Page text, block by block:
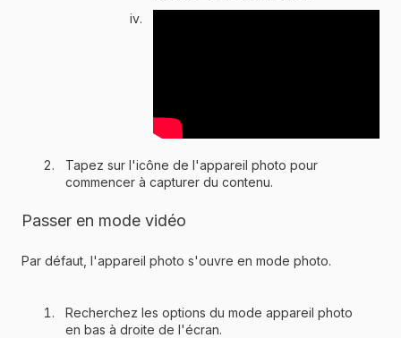
Tapez sur l'icône de l'appareil photo pour
commencer à capturer du contenu.
Passer en mode vidéo
Par défaut, l'appareil photo s'ouvre en mode photo.
Recherchez les options du mode appareil photo
en bas à droite de l'écran.